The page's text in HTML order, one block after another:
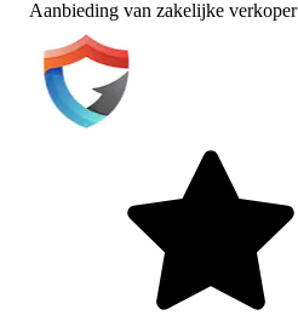
Aanbieding van zakelijke verkoper